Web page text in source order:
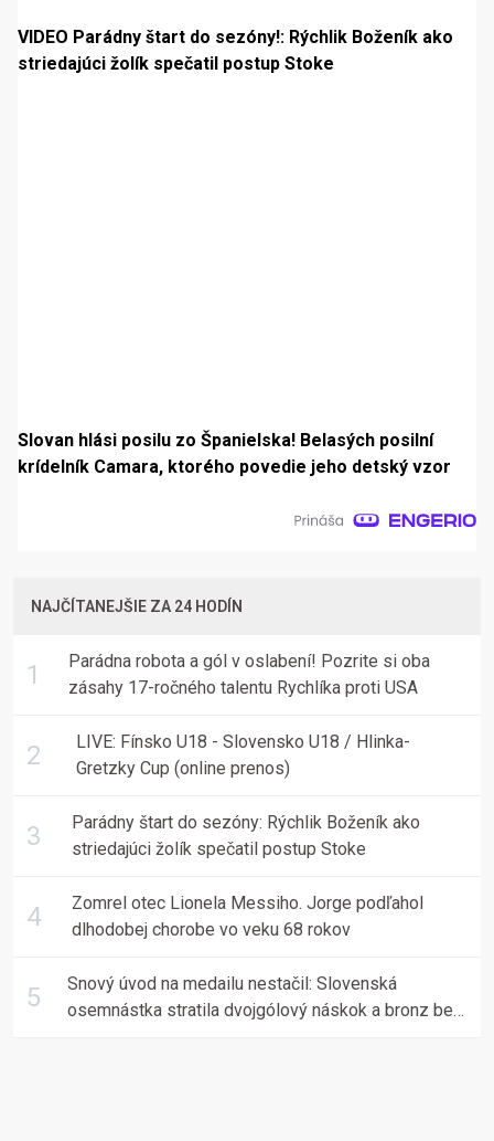
VIDEO Parádny štart do sezóny!: Rýchlik Boženík ako
striedajúci žolík spečatil postup Stoke
Slovan hlási posilu zo Španielska! Belasých posilní
krídelník Camara, ktorého povedie jeho detský vzor
NAJČÍTANEJŠIE ZA 24 HODÍN
Parádna robota a gól v oslabení! Pozrite si oba
zásahy 17-ročného talentu Rychlíka proti USA
LIVE: Fínsko U18 - Slovensko U18 / Hlinka-
Gretzky Cup (online prenos)
Parádny štart do sezóny: Rýchlik Boženík ako
striedajúci žolík spečatil postup Stoke
Zomrel otec Lionela Messiho. Jorge podľahol
dlhodobej chorobe vo veku 68 rokov
Snový úvod na medailu nestačil: Slovenská
osemnástka stratila dvojgólový náskok a bronz berú